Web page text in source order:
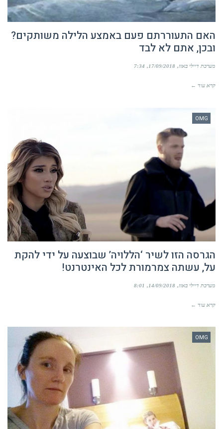
האם התעוררתם פעם באמצע הלילה משותקים?
ובכן, אתם לא לבד
מערכת דיילי באזז 17/09/2018
7:34
קרא עוד ←
OMG
הגרסה הזו לשיר ‘הללויה’ שבוצעה על ידי להקת
על, עשתה צמרמורת לכל האינטרנט!
מערכת דיילי באזז 14/09/2018
8:01
קרא עוד ←
OMG